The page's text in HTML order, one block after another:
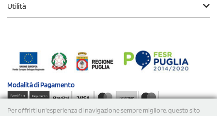
Per offrirti un'esperienza di navigazione sempre migliore, questo sito
Utilità
Modalità diPagamento